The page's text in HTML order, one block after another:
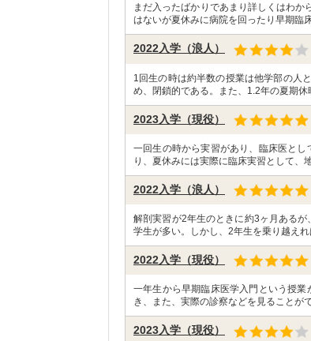
まだ入ったばかりであまり詳しくはわ
はないが夏休みに病院を回ったり早期臨
2022入学（浪人）
1回生の時は約半数の授業は他学部の人
め、閉鎖的である。また、1.2年の夏期
2023入学（現役）
一回生の時から実習があり、臨床医と
り、夏休みには実際に臨床実習として、
2022入学（浪人）
解剖実習が2年生のときに約3ヶ月ある
学生が多い。しかし、2年生を乗り越え
2022入学（現役）
一年生から早期臨床医学入門という授
き、また、実際の診察などを見ることが
2023入学（現役）